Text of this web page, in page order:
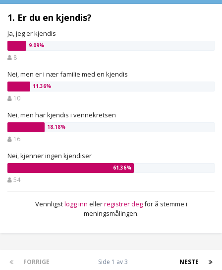
1. Er du en kjendis?
Ja, jeg er kjendis
8
Nei, men er i nær familie med en kjendis
10
Nei, men har kjendis i vennekretsen
16
Nei, kjenner ingen kjendiser
54
Vennligstlogg inn ellerregistrer degfor å stemme i
meningsmålingen.
FORRIGE NESTE
Side 1 av 3